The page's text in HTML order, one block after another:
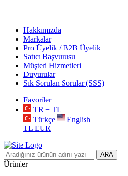
Hakkımızda
Markalar
Pro Üyelik / B2B Üyelik
Satıcı Başvurusu
Müşteri Hizmetleri
Duyurular
Sık Sorulan Sorular (SSS)
Favoriler
TR − TL
Türkçe
English
TL EUR
ARA
Ürünler